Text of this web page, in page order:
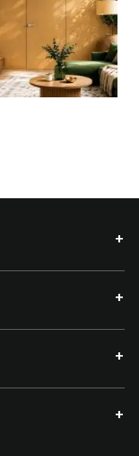
+
+
+
+